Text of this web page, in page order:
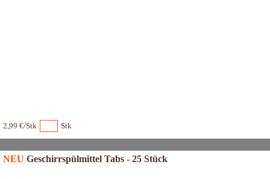
2,99 €/Stk Stk
NEU Geschirrspülmittel Tabs - 25 Stück